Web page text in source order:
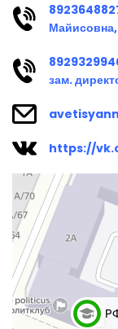
зам.
https://